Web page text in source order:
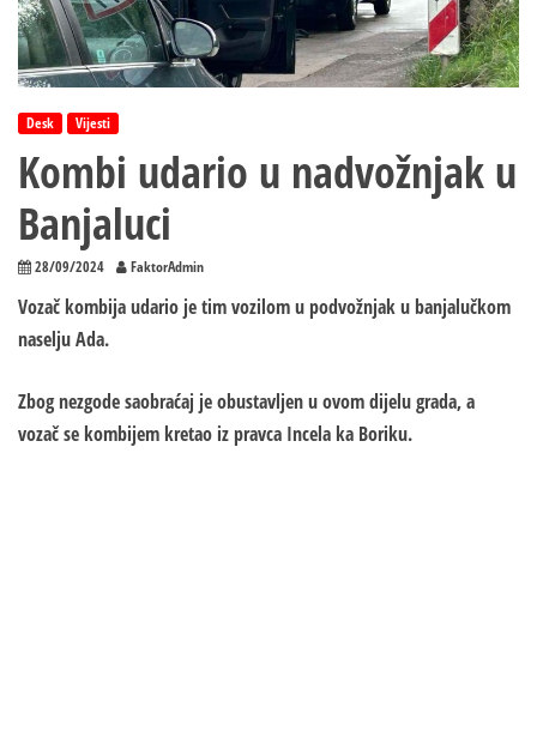
Desk Vijesti
Kombi udario u nadvožnjak u
Banjaluci
28/09/2024 FaktorAdmin
Vozač kombija udario je tim vozilom u podvožnjak u banjalučkom
naselju Ada.
Zbog nezgode saobraćaj je obustavljen u ovom dijelu grada, a
vozač se kombijem kretao iz pravca Incela ka Boriku.